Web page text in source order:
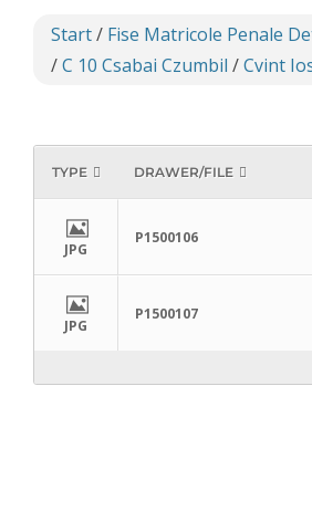
Start/ Fise Matricole Penale
/C 10 Csabai Czumbil /Cvint
TYPE DRAWER/FILE
JPG
P1500106
JPG
P1500107